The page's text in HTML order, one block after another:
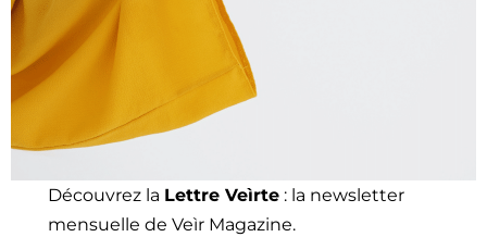
Décou­vrez la Let­tre Veìrte : la newslet­ter
men­su­elle de Veìr Mag­a­zine.